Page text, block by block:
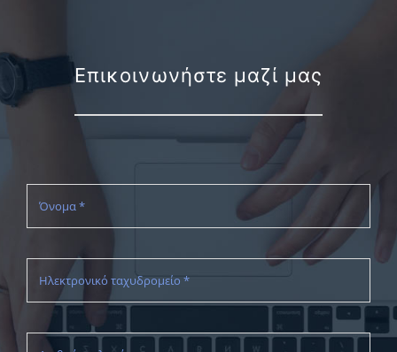
Επικοινωνήστε μαζί μας